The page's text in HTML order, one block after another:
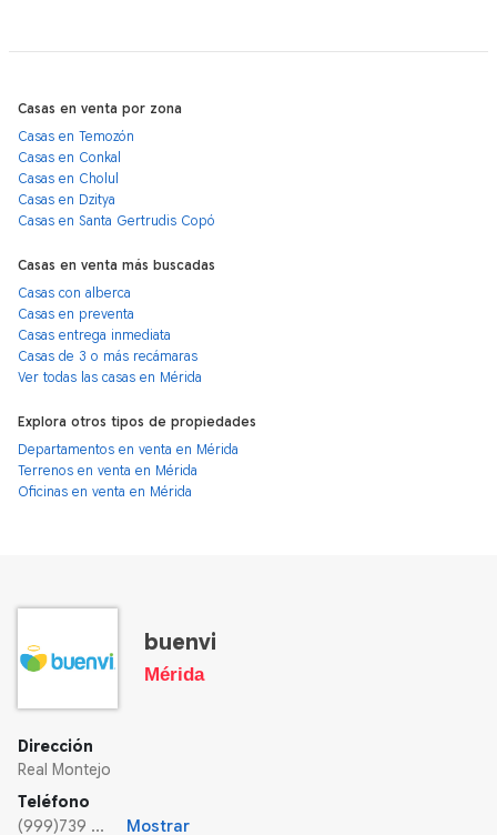
Casas en venta por zona
Casas en Temozón
Casas en Conkal
Casas en Cholul
Casas en Dzitya
Casas en Santa Gertrudis Copó
Casas en venta más buscadas
Casas con alberca
Casas en preventa
Casas entrega inmediata
Casas de 3 o más recámaras
Ver todas las casas en Mérida
Explora otros tipos de propiedades
Departamentos en venta en Mérida
Terrenos en venta en Mérida
Oficinas en venta en Mérida
buenvi
Mérida
Dirección
Real Montejo
Teléfono
(999)739 ...
Mostrar